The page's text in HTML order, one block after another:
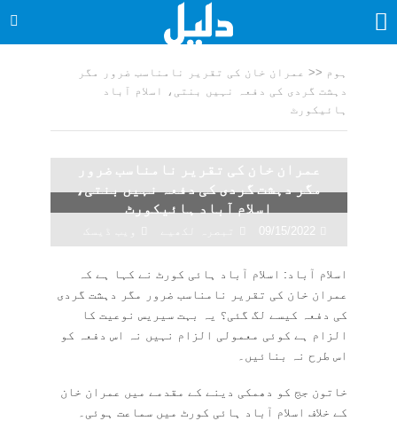
ہوم << عمران خان کی تقریر نامناسب ضرور مگر
دہشت گردی کی دفعہ نہیں بنتی، اسلام آباد
ہائیکورٹ
عمران خان کی تقریر نامناسب ضرور
مگر دہشت گردی کی دفعہ نہیں بنتی،
اسلام آباد ہائیکورٹ
09/15/2022
اسلام آباد: اسلام آباد ہائی کورٹ نے کہا ہے کہ
عمران خان کی تقریر نامناسب ضرور مگر دہشت گردی
کی دفعہ کیسے لگ گئی؟ یہ بہت سیریس نوعیت کا
الزام ہے کوئی معمولی الزام نہیں نہ اس دفعہ کو
اس طرح نہ بنائیں۔
خاتون جج کو دھمکی دینے کے مقدمے میں عمران خان
کے خلاف اسلام آباد ہائی کورٹ میں سماعت ہوئی۔